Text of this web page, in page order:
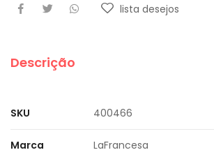
lista desejos
Descrição
SKU 400466
Marca LaFrancesa